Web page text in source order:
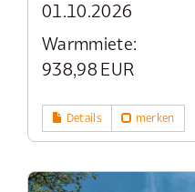
01.10.2026
Warmmiete:
938,98 EUR
Details merken